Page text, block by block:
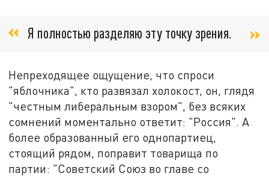
Я полностью разделяю эту точку зрения.
Непреходящее ощущение, что спроси
"яблочника", кто развязал холокост, он, глядя
"честным либеральным взором", без всяких
сомнений моментально ответит: "Россия". А
более образованный его однопартиец,
стоящий рядом, поправит товарища по
партии: "Советский Союз во главе со